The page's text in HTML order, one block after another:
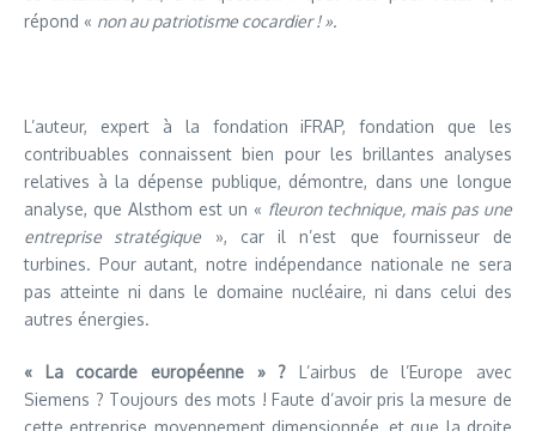
répond « non au patriotisme cocardier ! ».
L’auteur, expert à la fondation iFRAP, fondation que les
contribuables connaissent bien pour les brillantes analyses
relatives à la dépense publique, démontre, dans une longue
analyse, que Alsthom est un « fleuron technique, mais pas une
entreprise stratégique », car il n’est que fournisseur de
turbines. Pour autant, notre indépendance nationale ne sera
pas atteinte ni dans le domaine nucléaire, ni dans celui des
autres énergies.
« La cocarde européenne » ? L’airbus de l’Europe avec
Siemens ? Toujours des mots ! Faute d’avoir pris la mesure de